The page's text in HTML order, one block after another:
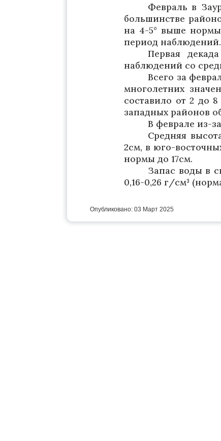
Февраль в
большинстве
на 4-5° выше
период наблюдений.
Первая
наблюдений со
Всего за
многолетних
составило от 2 до
западных районов
В феврале из-
Средняя
2см, в юго-
нормы до 17см.
Запас воды в
0,16-0,26 г/см³
Опубликовано: 03 Март 2025